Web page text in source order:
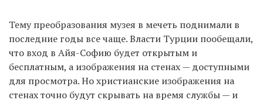
Тему преобразования музея в мечеть поднимали в
последние годы все чаще. Власти Турции пообещали,
что вход в Айя-Софию будет открытым и
бесплатным, а изображения на стенах — доступными
для просмотра. Но христианские изображения на
стенах точно будут скрывать на время службы — и